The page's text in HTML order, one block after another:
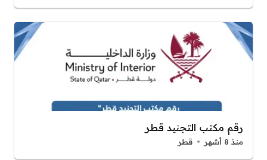
رقم مكتب التجنيد قطر
منذ 8 أشهر قطر